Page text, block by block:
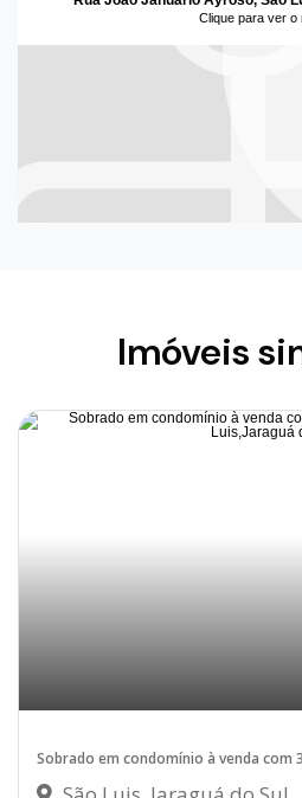
Clique para ver o
Imóveis
Sobrado em condomínio à venda com